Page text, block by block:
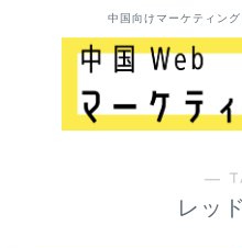
中国向けマーケティン
―
レッ